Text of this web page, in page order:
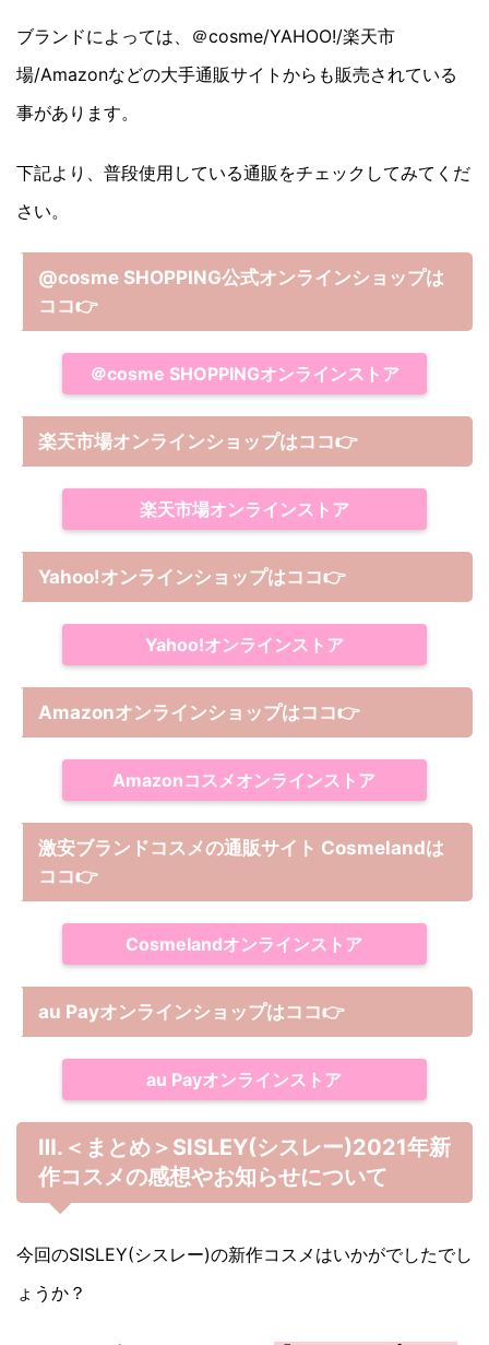
ブランドによっては、＠cosme/YAHOO!/楽天市
場/Amazonなどの大手通販サイトからも販売されている
事があります。
下記より、普段使用している通販をチェックしてみてくだ
さい。
@cosme SHOPPING公式オンラインショップは
ココ👉
＠cosme SHOPPINGオンラインストア
楽天市場オンラインショップはココ👉
楽天市場オンラインストア
Yahoo!オンラインショップはココ👉
Yahoo!オンラインストア
Amazonオンラインショップはココ👉
Amazonコスメオンラインストア
激安ブランドコスメの通販サイト Cosmelandは
ココ👉
Cosmelandオンラインストア
au Payオンラインショップはココ👉
au Payオンラインストア
Ⅲ.＜まとめ＞SISLEY(シスレー)2021年新
作コスメの感想やお知らせについて
今回のSISLEY(シスレー)の新作コスメはいかがでしたでし
ょうか？